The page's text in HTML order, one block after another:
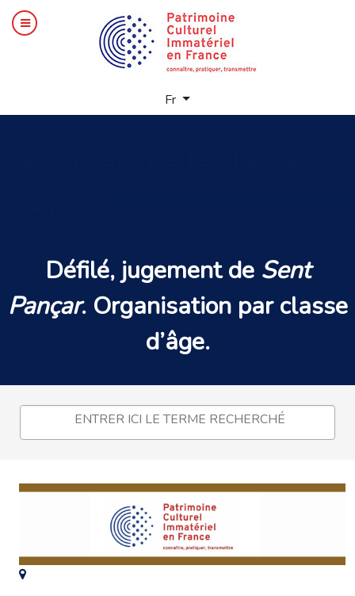
Fr
Défilé, jugement de Sent
Pançar. Organisation parclasse
d’âge.